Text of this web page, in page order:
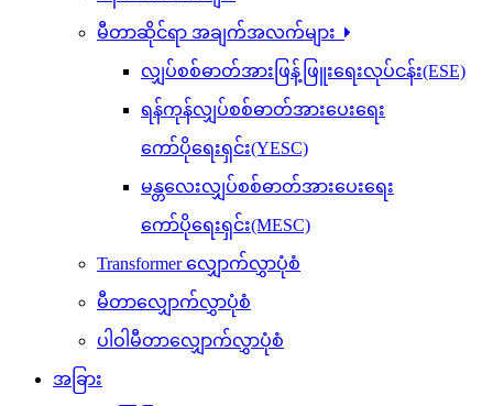
မီတာဆိုင်ရာ အချက်အလက်များ
လျှပ်စစ်ဓာတ်အားဖြန့်ဖြူးရေးလုပ်ငန်း(ESE)
ရန်ကုန်လျှပ်စစ်ဓာတ်အားပေးရေး
ကော်ပိုရေးရှင်း(YESC)
မန္တလေးလျှပ်စစ်ဓာတ်အားပေးရေး
ကော်ပိုရေးရှင်း(MESC)
Transformer လျှောက်လွှာပုံစံ
မီတာလျှောက်လွှာပုံစံ
ပါဝါမီတာလျှောက်လွှာပုံစံ
အခြား